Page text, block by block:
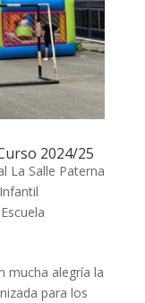
2024/25
La Salle Paterna
mucha alegría la
para los